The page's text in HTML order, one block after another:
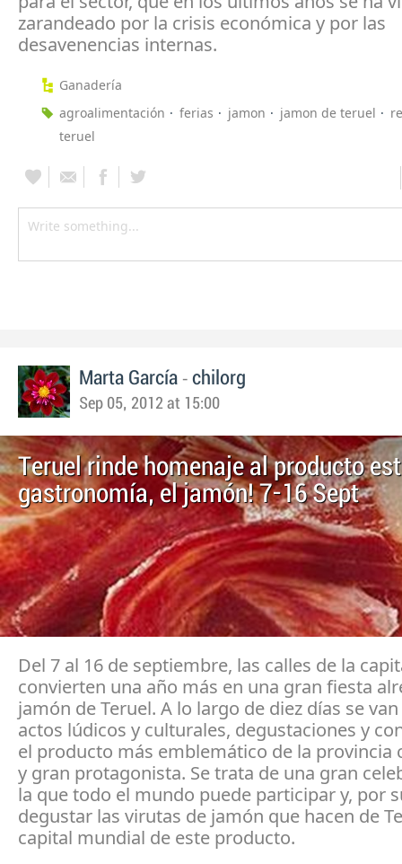
zarandeado por la crisis económica y por las
desavenencias internas.
Ganadería
agroalimentación
ferias jamon jamon de teruel
teruel
Marta García - chilorg
Sep 05, 2012 at 15:00
Teruel rinde homenaje al producto
gastronomía, el jamón! 7-16 Sept
Del 7 al 16 de septiembre, las calles de la
convierten una año más en una gran fiesta
jamón de Teruel. A lo largo de diez días se
actos lúdicos y culturales, degustaciones y
el producto más emblemático de la provincia
y gran protagonista. Se trata de una gran
la que todo el mundo puede participar y, por
degustar las virutas de jamón que hacen de
capital mundial de este producto.